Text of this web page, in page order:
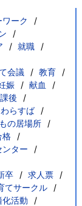
ーク
就職
会議
教育
娠
献血
後
わらすば
の居場所
格
ンター
卒
求人票
てサークル
化活動